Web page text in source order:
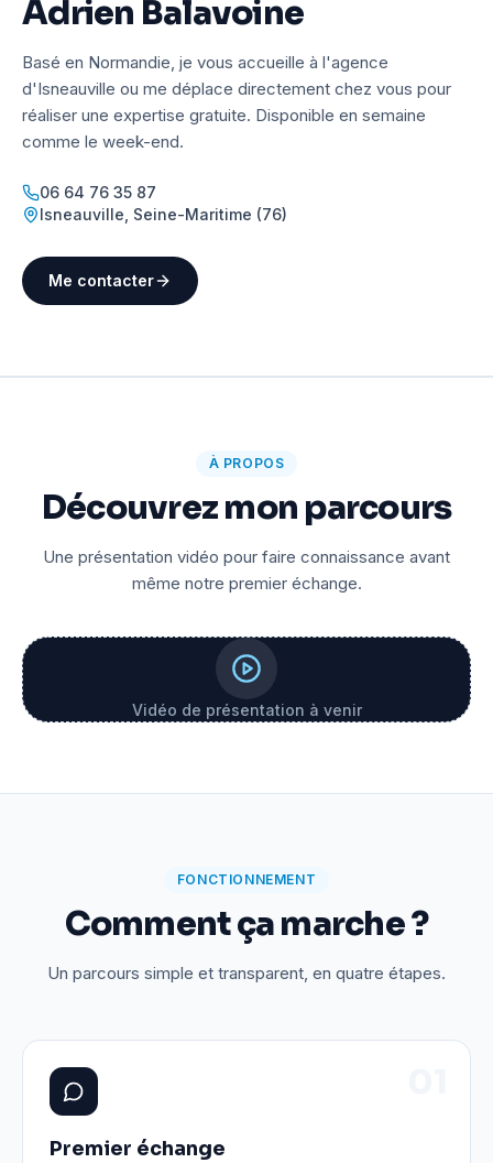
Adrien Balavoine
Basé en Normandie, je vous accueille à l'agence
d'Isneauville ou me déplace directement chez vous pour
réaliser une expertise gratuite. Disponible en semaine
comme le week-end.
06 64 76 35 87
Isneauville Seine-Maritime (76)
Me contacter
À PROPOS
Découvrez mon parcours
Une présentation vidéo pour faire connaissance avant
même notre premier échange.
Vidéo de présentation à venir
FONCTIONNEMENT
Comment ça marche ?
Un parcours simple et transparent, en quatre étapes.
Premier échange